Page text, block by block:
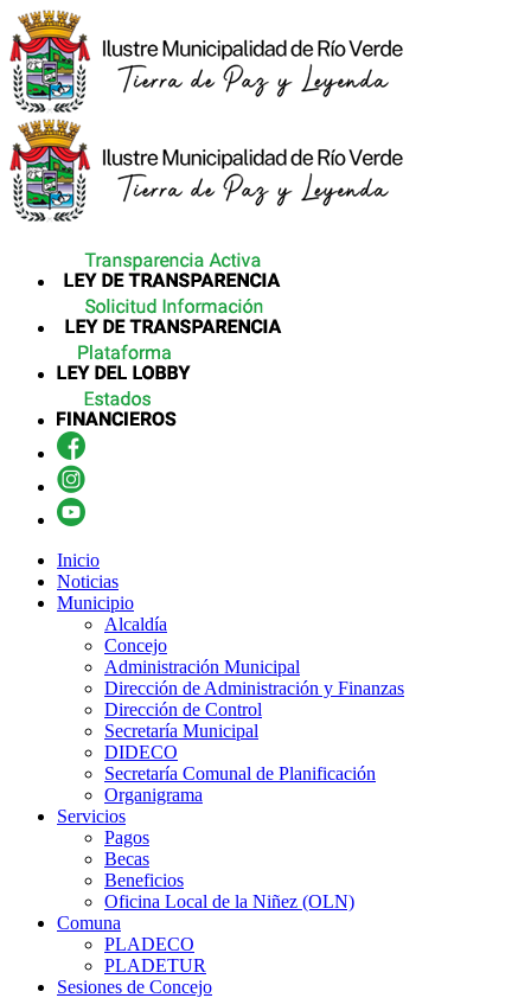
Inicio
Noticias
Municipio
Alcaldía
Concejo
Administración Municipal
Dirección de Administración y Finanzas
Dirección de Control
Secretaría Municipal
DIDECO
Secretaría Comunal de Planificación
Organigrama
Servicios
Pagos
Becas
Beneficios
Oficina Local de la Niñez (OLN)
Comuna
PLADECO
PLADETUR
Sesiones de Concejo